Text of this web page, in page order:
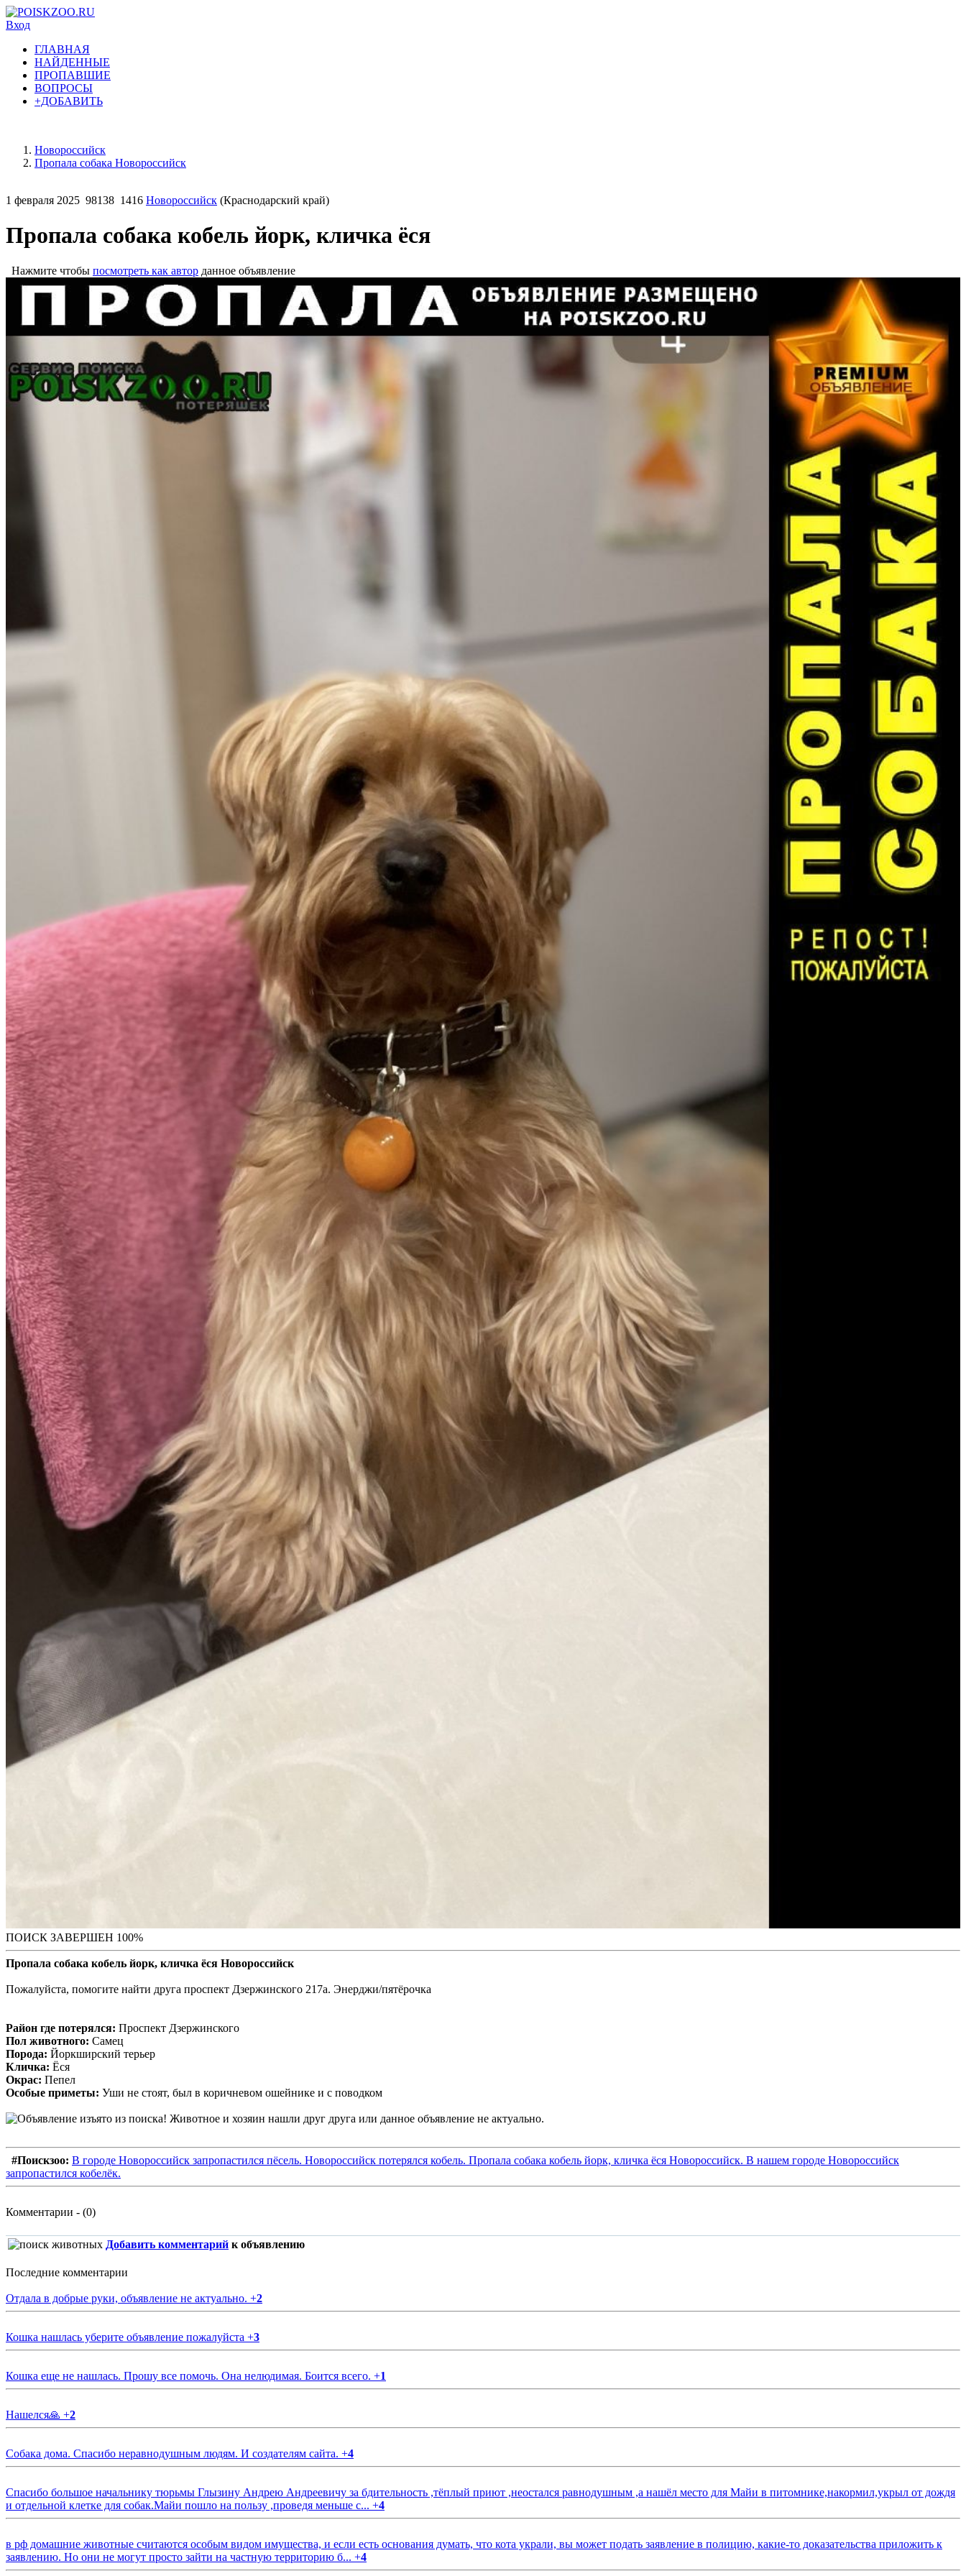
Вход
ГЛАВНАЯ
НАЙДЕННЫЕ
ПРОПАВШИЕ
ВОПРОСЫ
+ДОБАВИТЬ
Новороссийск
Пропала собака Новороссийск
1 февраля 2025 98138 1416 Новороссийск (Краснодарский край)
Пропала собака кобель йорк, кличка ёся
Нажмите чтобы посмотреть как автор данное объявление
ПОИСК ЗАВЕРШЕН 100%
Пропала собака кобель йорк, кличка ёся Новороссийск
Пожалуйста, помогите найти друга проспект Дзержинского 217а. Энерджи/пятёрочка
Район где потерялся: Проспект Дзержинского
Пол животного: Самец
Порода: Йоркширский терьер
Кличка: Ёся
Окрас: Пепел
Особые приметы: Уши не стоят, был в коричневом ошейнике и с поводком
#Поискзоо: В городе Новороссийск запропастился пёсель. Новороссийск потерялся кобель. Пропала собака кобель йорк, кличка ёся Новороссийск. В нашем городе Новороссийск
запропастился кобелёк.
Комментарии - (0)
Добавить комментарий к объявлению
Последние комментарии
Отдала в добрые руки, объявление не актуально. +2
Кошка нашлась уберите объявление пожалуйста +3
Кошка еще не нашлась. Прошу все помочь. Она нелюдимая. Боится всего. +1
Нашелся🙏 +2
Собака дома. Спасибо неравнодушным людям. И создателям сайта. +4
Спасибо большое начальнику тюрьмы Глызину Андрею Андреевичу за бдительность ,тёплый приют ,неостался равнодушным ,а нашёл место для Майи в питомнике,накормил,укрыл от дождя
и отдельной клетке для собак.Майи пошло на пользу ,проведя меньше с... +4
в рф домашние животные считаются особым видом имущества, и если есть основания думать, что кота украли, вы может подать заявление в полицию, какие-то доказательства приложить к
заявлению. Но они не могут просто зайти на частную территорию б... +4